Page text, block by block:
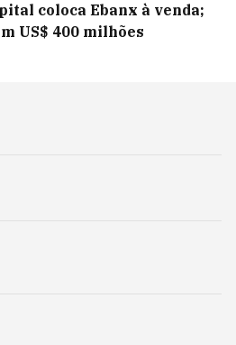
coloca Ebanx à venda;
US$ 400 milhões